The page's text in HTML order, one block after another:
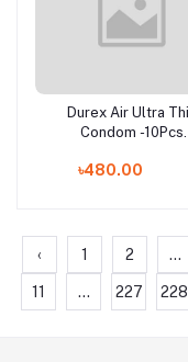
Add to cart
Durex Air Ultra
Condom -10Pcs
৳480.00
‹ 1 2 ...
11 ... 227 228